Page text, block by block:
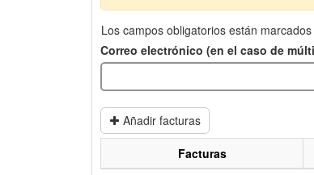
Los campos obligatorios están
Correo electrónico (en el caso de
Añadir facturas
Facturas